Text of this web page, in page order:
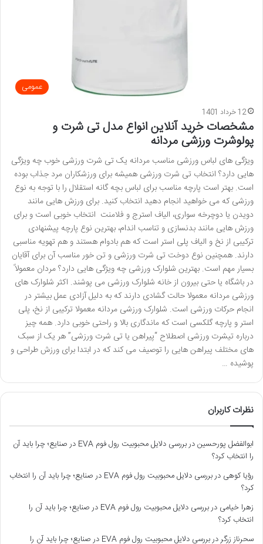
عمومی
12 خرداد 1401
مشخصات خرید آنلاین انواع مدل تی شرت و
پولوشرت ورزشی مردانه
ویژگی های لباس ورزشی مناسب مردانه یک تی شرت ورزشی خوب چه ویژگی
هایی دارد؟ انتخاب تی شرت ورزشی همیشه برای ورزشکاران مرد جذاب بوده
است. بهتر است پارچه مناسب برای لباس بچه گانه استقلال را با توجه به نوع
ورزشی که می خواهید انجام دهید انتخاب کنید. برای ورزش هایی مانند
دویدن یا دوچرخه سواری، الیاف استرج و فلامنت انتخاب خوبی است و برای
ورزش هایی مانند بدنسازی و تناسب اندام، بهترین نوع پارچه پیشنهادی
ترکیبی از نخ و الیاف پلی استر است که هم بادوام هستند و هم تهویه مناسبی
دارند. همچنین نوع دوخت تی شرت ورزشی و تن خور مناسب آن برای آقایان
بسیار مهم است. بهترین شلوارک ورزشی چه ویژگی هایی دارد؟ مردان معمولاً
در باشگاه یا حتی بیرون از خانه شلوارک ورزشی می پوشند. اکثر شلوارک های
ورزشی مردانه معمولا حالت گشادی دارند که به دلیل آزادی عمل بیشتر در
انجام حرکات ورزشی است. شلوارک ورزشی مردانه معمولا ترکیبی از نخ، پلی
استر و پارچه گلکسی است که ماندگاری بالا و راحتی خوبی دارد. همه چیز
درباره تیشرت ورزشی اصطلاح “پیراهن یا تی شرت ورزشی” هر یک از سبک
های مختلف پیراهن هایی را توصیف می کند که در ابتدا برای ورزش طراحی و
پوشیده …
نظرات کاربران
ابوالفضل پورحسیندر
بررسی دلایل محبوبیت رول فوم EVA در صنایع؛ چرا باید آن
را انتخاب کرد؟
رؤیا کوهی در
بررسی دلایل محبوبیت رول فوم EVA در صنایع؛ چرا باید آن را انتخاب
کرد؟
زهرا خیامی در
بررسی دلایل محبوبیت رول فوم EVA در صنایع؛ چرا باید آن را
انتخاب کرد؟
سحرناز زرگردر بررسی دلایل محبوبیت رول فوم EVA در صنایع؛ چرا باید آن را